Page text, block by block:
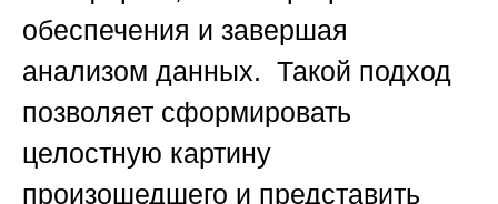
обеспечения и завершая
анализом данных. Такой подход
позволяет сформировать
целостную картину
произошедшего и представить